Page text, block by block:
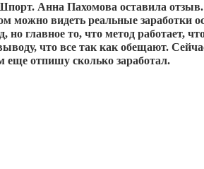
Анна Пахомова оставила
можно видеть реальные заработки
главное то, что метод работает,
что все так как обещают.
еще отпишу сколько заработал.